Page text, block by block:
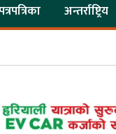
अन्तर्राष्ट्रिय